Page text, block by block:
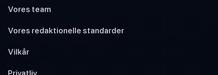
Vores team
Vores redaktionelle standarder
Vilkår
Privatliv